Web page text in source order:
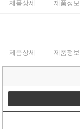
제품상세 제품정보
제품상세 제품정보